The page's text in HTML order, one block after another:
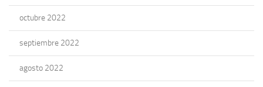
octubre 2022
septiembre 2022
agosto 2022